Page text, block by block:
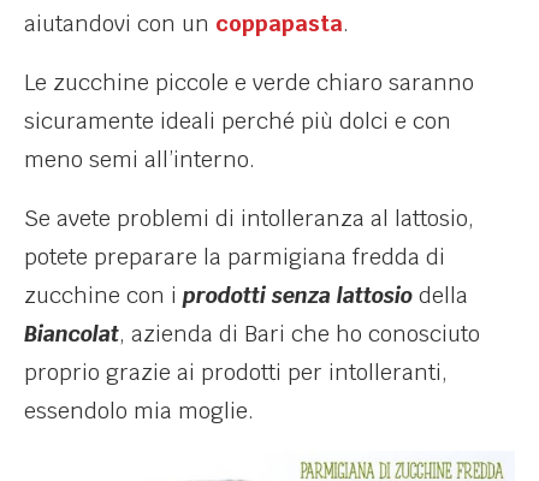
aiutandovi con un coppapasta.
Le zucchine piccole e verde chiaro saranno
sicuramente ideali perché più dolci e con
meno semi all’interno.
Se avete problemi di intolleranza al lattosio,
potete preparare la parmigiana fredda di
zucchine con i prodotti senza lattosio della
Biancolat, azienda di Bari che ho conosciuto
proprio grazie ai prodotti per intolleranti,
essendolo mia moglie.